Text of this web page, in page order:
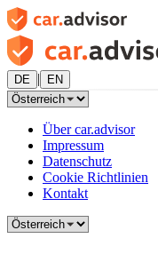
DE | EN
Über car.advisor
Impressum
Datenschutz
Cookie Richtlinien
Kontakt